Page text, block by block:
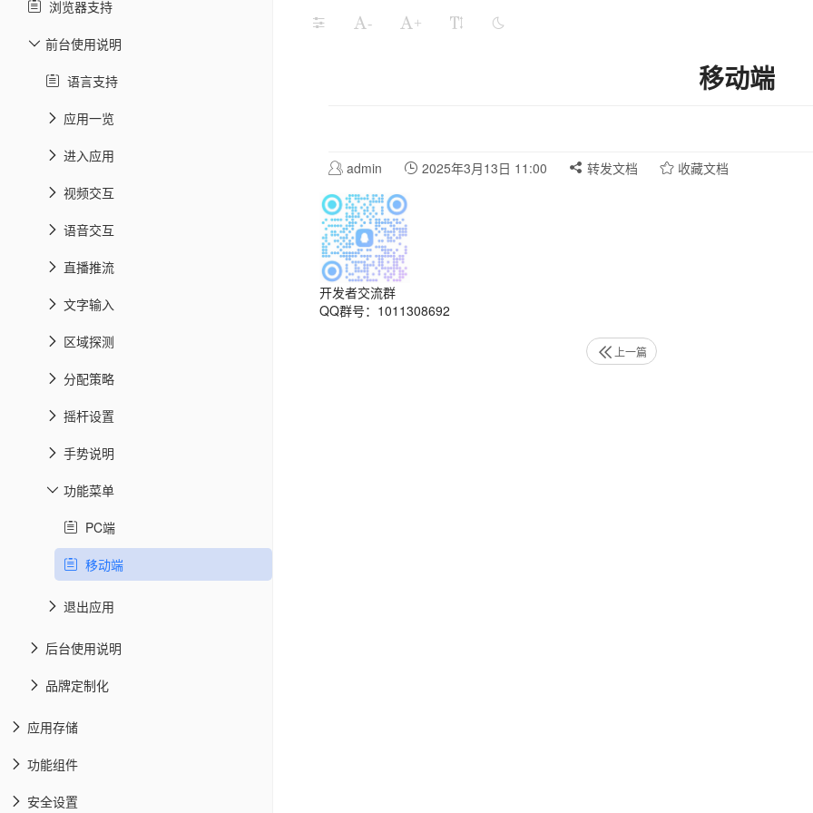
浏览器支持
前台使用说明
语言支持
应用一览
进入应用
视频交互
语音交互
直播推流
文字输入
区域探测
分配策略
摇杆设置
手势说明
功能菜单
PC端
移动端
退出应用
后台使用说明
品牌定制化
应用存储
功能组件
安全设置
- +
移动端
admin 2025年3月13日 11:00 转发文档 收藏文档
开发者交流群
QQ群号：1011308692
上一篇